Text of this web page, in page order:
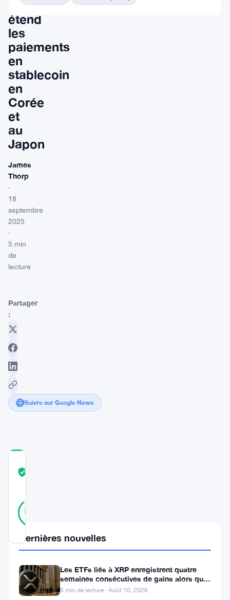
étend
les
paiements
en
stablecoin
en
Corée
et
au
Japon
James
Thorp
·
18
septembre
2025
·
5 min
de
lecture
Partager
:
Suivre sur Google News
88
AVAX)
entre
Dernières nouvelles
Les ETFs liés à XRP enregistrent quatre
semaines consécutives de gains alors que
le prix teste le support à 1
5 min de lecture · Août 10, 2026